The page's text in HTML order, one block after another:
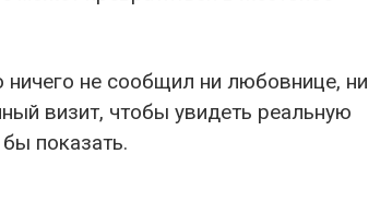
не сообщил ни любовнице, ни
визит, чтобы увидеть реальную
показать.